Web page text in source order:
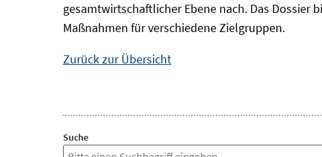
gesamtwirtschaftlicher Ebene nach. Das
Maßnahmen für verschiedene Zielgruppen.
Zurück zur Übersicht
Suche